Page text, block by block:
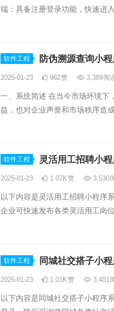
端：具备注册登录功能，快速进
软件工程 防伪溯源查询小
2025-01-23 962赞 3,389阅
一、系统简述 在当今市场环境下
益，也对企业声誉和市场秩序造
软件工程 灵活用工招聘小
2025-01-23 1.07K赞 3,530
以下内容是灵活用工招聘小程序
企业可快速发布各类灵活用工岗
软件工程 同城社交搭子小
2025-01-23 1.01K赞 3,401
以下内容是同城社交搭子小程序